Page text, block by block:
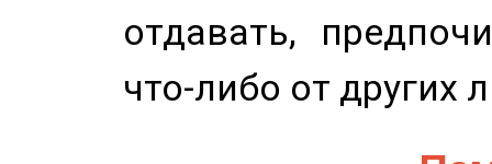
отдавать,
что-либо от других